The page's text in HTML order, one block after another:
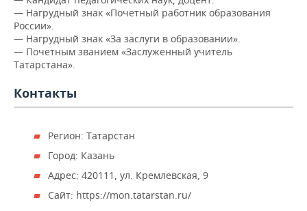
— Нагрудный знак «Почетный работник образования
России».
— Нагрудный знак «За заслуги в образовании».
— Почетным званием «Заслуженный учитель
Татарстана».
Контакты
Регион: Татарстан
Город: Казань
Адрес: 420111, ул. Кремлевская, 9
Сайт: https://mon.tatarstan.ru/